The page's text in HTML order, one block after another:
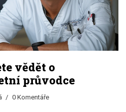
vědět o
průvodce
0 Komentáře